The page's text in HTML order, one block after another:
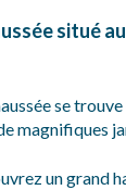
situé
se
magnifiques
un grand